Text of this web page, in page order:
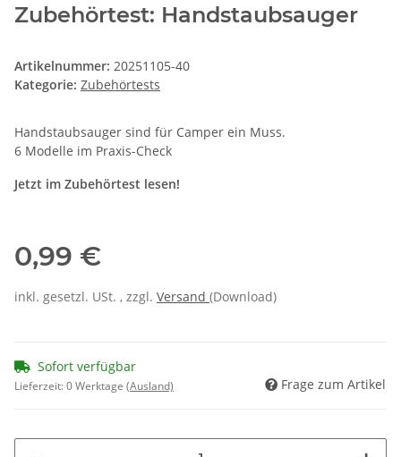
Zubehörtest: Handstaubsauger
Artikelnummer: 20251105-40
Kategorie: Zubehörtests
Handstaubsauger sind für Camper ein Muss.
6 Modelle im Praxis-Check
Jetzt im Zubehörtest lesen!
0,99 €
inkl. gesetzl. USt. , zzgl. Versand (Download)
Sofort verfügbar
Lieferzeit:0 Werktage (Ausland) Frage zum Artikel